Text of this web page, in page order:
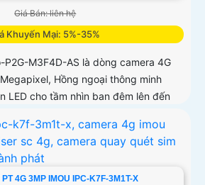
Giá Bán: liên hệ
Khuyến Mại: 5%-35%
P2G-M3F4D-AS là dòng camera 4G
Hồng ngoại thông minh
LED cho tầm nhìn ban đêm lên đến
4G 3MP IMOU IPC-K7F-3M1T-X